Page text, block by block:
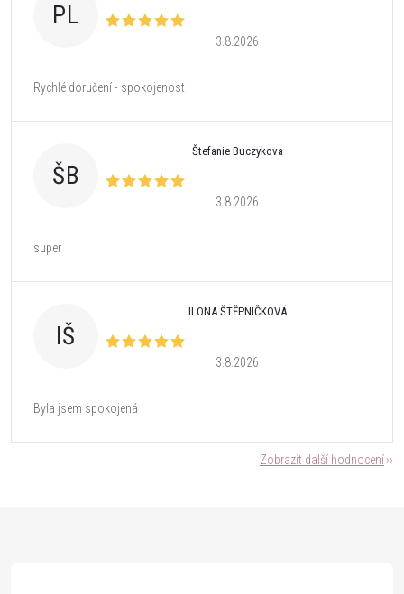
PL
3.8.2026
Rychlé doručení - spokojenost
ŠB
Štefanie Buczykova
3.8.2026
super
IŠ
ILONA ŠTĚPNIČKOVÁ
3.8.2026
Byla jsem spokojená
Zobrazit další hodnocení